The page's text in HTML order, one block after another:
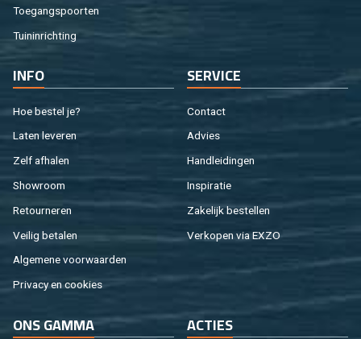
Toe­gangs­poor­ten
Tuin­in­rich­ting
INFO
Hoe be­stel je?
Laten le­ve­ren
Zelf af­ha­len
Show­room
Re­tour­ne­ren
Vei­lig be­ta­len
Al­ge­me­ne voor­waar­den
Pri­va­cy en coo­kies
SER­VI­CE
Con­tact
Ad­vies
Hand­lei­din­gen
In­spi­ra­tie
Za­ke­lijk be­stel­len
Ver­ko­pen via EXZO
ONS GAMMA AC­TIES